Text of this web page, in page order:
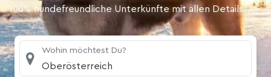
100% hundefreundliche Unterkünfte mit allen Details.
Wohin möchtest Du?
Oberösterreich